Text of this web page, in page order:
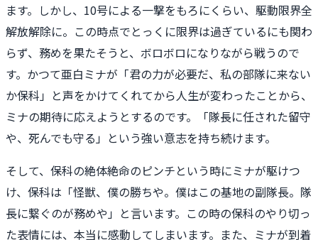
ます。しかし、10号による一撃をもろにくらい、駆動限界全
解放解除に。この時点でとっくに限界は過ぎているにも関わ
らず、務めを果たそうと、ボロボロになりながら戦うので
す。かつて亜白ミナが「君の力が必要だ、私の部隊に来ない
か保科」と声をかけてくれてから人生が変わったことから、
ミナの期待に応えようとするのです。「隊長に任された留守
や、死んでも守る」という強い意志を持ち続けます。
そして、保科の絶体絶命のピンチという時にミナが駆けつ
け、保科は「怪獣、僕の勝ちや。僕はこの基地の副隊長。隊
長に繋ぐのが務めや」と言います。この時の保科のやり切っ
た表情には、本当に感動してしまいます。また、ミナが到着